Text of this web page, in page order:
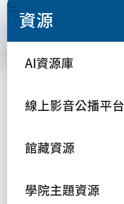
::: 資源
AI資源庫
線上影音公播平台
館藏資源
學院主題資源